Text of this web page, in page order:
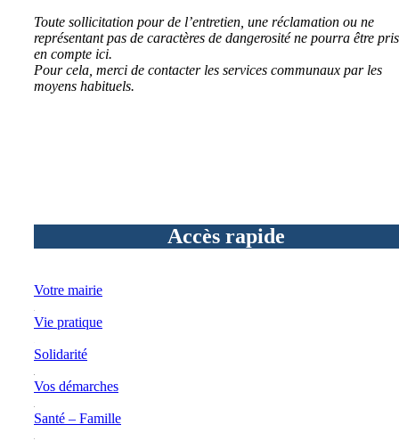
Toute sollicitation pour de l’entretien, une réclamation ou ne
représentant pas de caractères de dangerosité ne pourra être
en compte ici.
Pour cela, merci de contacter les services communaux par les
moyens habituels.
Accès rapide
Votre mairie
Vie pratique
Solidarité
Vos démarches
Santé – Famille